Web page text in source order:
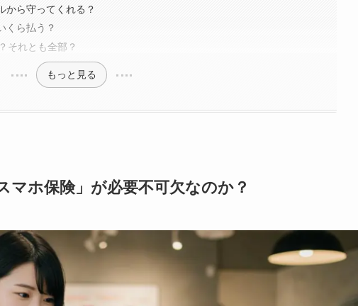
から守ってくれる？
くら払う？
それとも全部？
もっと見る
ホ保険」が必要不可欠なのか？